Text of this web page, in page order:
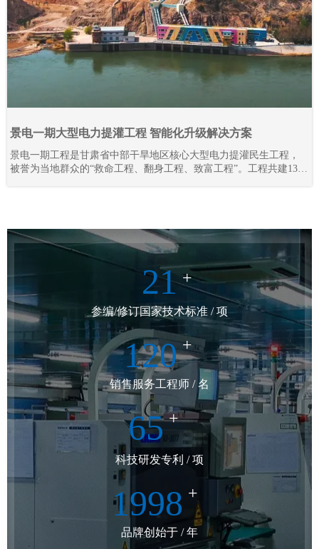
景电一期大型电力提灌工程 智能化升级解决方案
景电一期工程是甘肃省中部干旱地区核心大型电力提灌民生工程，
被誉为当地群众的“救命工程、翻身工程、致富工程”。工程共建13座
21 +
参编/修订国家技术标准 / 项
120 +
销售服务工程师 / 名
65 +
科技研发专利 / 项
1998 +
品牌创始于 / 年